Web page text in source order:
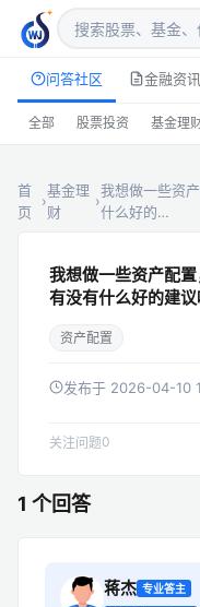
问答社区 金融资讯
全部 股票投资 基金理
首
页
›
基金理
财
›
我想做一些资
什么好的…
我想做一些资产配置
有没有什么好的建议
资产配置
发布于 2026-04-10
关注问题0
1 个回答
蒋杰 专业答主